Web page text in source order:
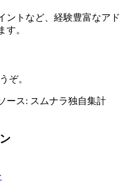
ントなど、経験豊富なアド
す。
ぞ。
ース: スムナラ独自集計